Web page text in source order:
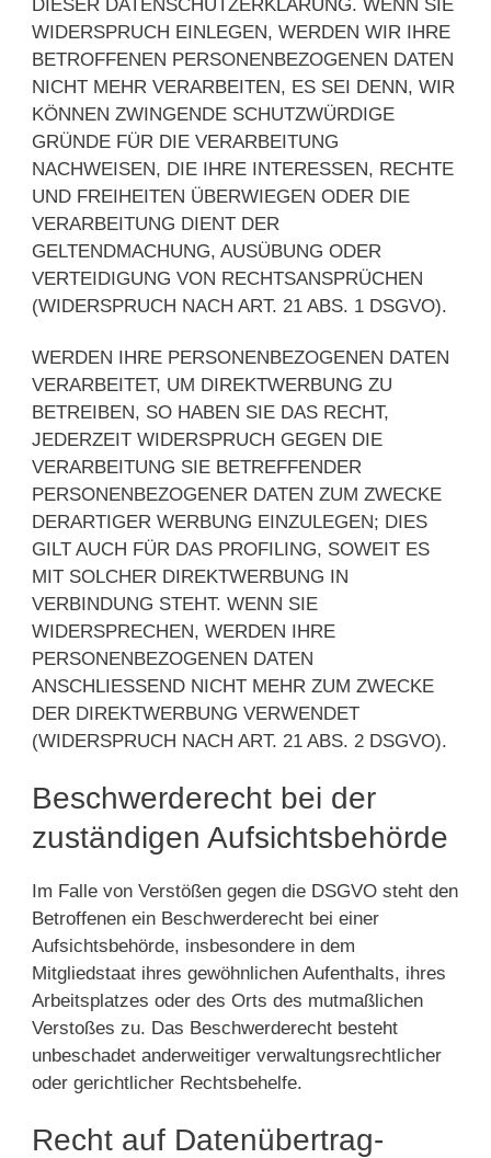
DIESER DATENSCHUTZERKLÄRUNG. WENN SIE
WIDERSPRUCH EINLEGEN, WERDEN WIR IHRE
BETROFFENEN PERSONENBEZOGENEN DATEN
NICHT MEHR VERARBEITEN, ES SEI DENN, WIR
KÖNNEN ZWINGENDE SCHUTZWÜRDIGE
GRÜNDE FÜR DIE VERARBEITUNG
NACHWEISEN, DIE IHRE INTERESSEN, RECHTE
UND FREIHEITEN ÜBERWIEGEN ODER DIE
VERARBEITUNG DIENT DER
GELTENDMACHUNG, AUSÜBUNG ODER
VERTEIDIGUNG VON RECHTSANSPRÜCHEN
(WIDERSPRUCH NACH ART. 21 ABS. 1 DSGVO).
WERDEN IHRE PERSONENBEZOGENEN DATEN
VERARBEITET, UM DIREKTWERBUNG ZU
BETREIBEN, SO HABEN SIE DAS RECHT,
JEDERZEIT WIDERSPRUCH GEGEN DIE
VERARBEITUNG SIE BETREFFENDER
PERSONENBEZOGENER DATEN ZUM ZWECKE
DERARTIGER WERBUNG EINZULEGEN; DIES
GILT AUCH FÜR DAS PROFILING, SOWEIT ES
MIT SOLCHER DIREKTWERBUNG IN
VERBINDUNG STEHT. WENN SIE
WIDERSPRECHEN, WERDEN IHRE
PERSONENBEZOGENEN DATEN
ANSCHLIESSEND NICHT MEHR ZUM ZWECKE
DER DIREKTWERBUNG VERWENDET
(WIDERSPRUCH NACH ART. 21 ABS. 2 DSGVO).
Beschwerde­recht bei der
zuständigen Aufsichts­behörde
Im Falle von Verstößen gegen die DSGVO steht den
Betroffenen ein Beschwerderecht bei einer
Aufsichtsbehörde, insbesondere in dem
Mitgliedstaat ihres gewöhnlichen Aufenthalts, ihres
Arbeitsplatzes oder des Orts des mutmaßlichen
Verstoßes zu. Das Beschwerderecht besteht
unbeschadet anderweitiger verwaltungsrechtlicher
oder gerichtlicher Rechtsbehelfe.
Recht auf Daten­übertrag­